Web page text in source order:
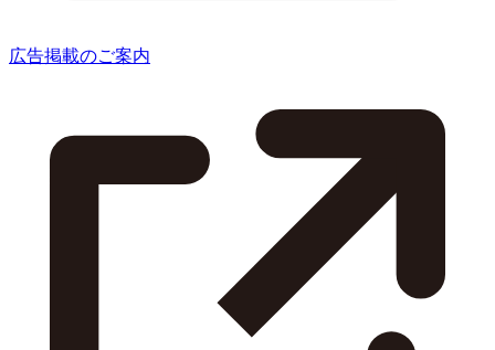
広告掲載のご案内